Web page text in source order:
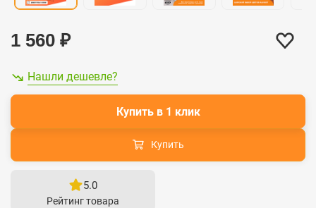
1 560 ₽
Нашли дешевле?
Купить
Купить в 1 клик
5.0
Рейтинг товара